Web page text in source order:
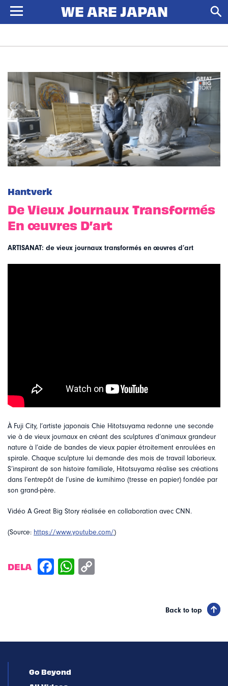
Hantverk
De Vieux Journaux Transformés
En œuvres D’art
ARTISANAT: de vieux journaux transformés en œuvres d’art
À Fuji City, l’artiste japonais Chie Hitotsuyama redonne une seconde
vie à de vieux journaux en créant des sculptures d’animaux grandeur
nature à l’aide de bandes de vieux papier étroitement enroulées en
spirale. Chaque sculpture lui demande des mois de travail laborieux.
S’inspirant de son histoire familiale, Hitotsuyama réalise ses créations
dans l’entrepôt de l’usine de kumihimo (tresse en papier) fondée par
son grand-père.
Vidéo A Great Big Story réalisée en collaboration avec CNN.
(Source: https://www.youtube.com/)
DELA
Back to top
Go Beyond